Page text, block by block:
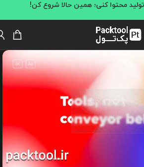
محتوا کنی؛ همین حالا شروع کن!